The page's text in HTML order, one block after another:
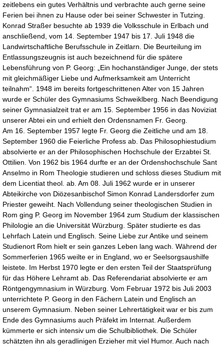
zeitlebens ein gutes Verhältnis und verbrachte auch gerne seine
Ferien bei ihnen zu Hause oder bei seiner Schwester in Tutzing.
Konrad Straßer besuchte ab 1939 die Volksschule in Erlbach und
anschließend, vom 14. September 1947 bis 17. Juli 1948 die
Landwirtschaftliche Berufsschule in Zeitlarn. Die Beurteilung im
Entlassungszeugnis ist auch bezeichnend für die spätere
Lebensführung von P. Georg: „Ein hochanständiger Junge, der stets
mit gleichmäßiger Liebe und Aufmerksamkeit am Unterricht
teilnahm“. 1948 im bereits fortgeschrittenen Alter von 15 Jahren
wurde er Schüler des Gymnasiums Schweiklberg. Nach Beendigung
seiner Gymnasialzeit trat er am 15. September 1956 in das Noviziat
unserer Abtei ein und erhielt den Ordensnamen Fr. Georg.
Am 16. September 1957 legte Fr. Georg die Zeitliche und am 18.
September 1960 die Feierliche Profess ab. Das Philosophiestudium
absolvierte er an der Philosophischen Hochschule der Erzabtei St.
Ottilien. Von 1962 bis 1964 durfte er an der Ordenshochschule Sant
Anselmo in Rom Theologie studieren und schloss dieses Studium mit
dem Licentiat theol. ab. Am 08. Juli 1962 wurde er in unserer
Abteikirche von Diözesanbischof Simon Konrad Landersdorfer zum
Priester geweiht. Nach Vollendung seiner theologischen Studien in
Rom ging P. Georg im November 1964 zum Studium der klassischen
Philologie an die Universität Würzburg. Später studierte es das
Lehrfach Latein und Englisch. Seine Liebe zur Antike und seinem
Studienort Rom hielt er sein ganzes Leben lang wach. Während der
Sommerferien 1965 weilte er in England, wo er Seelsorgsaushilfe
leistete. Im Herbst 1970 legte er den ersten Teil der Staatsprüfung
für das Höhere Lehramt ab. Das Referendariat absolvierte er am
Röntgengymnasium in Würzburg. Vom Februar 1972 bis Juli 2003
unterrichtete P. Georg in den Fächern Latein und Englisch an
unserem Gymnasium. Neben seiner Lehrertätigkeit war er bis zum
Ende des Gymnasiums auch Präfekt im Internat. Außerdem
kümmerte er sich intensiv um die Schulbibliothek. Die Schüler
schätzten ihn als geradlinigen Erzieher mit viel Humor. Auch nach